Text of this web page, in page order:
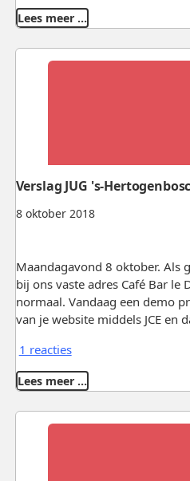
Lees meer …
8 oktober 2018
Verslag JUG 's-
Maandagavond 8 oktober. Als
bij ons vaste adres Café Bar le
normaal. Vandaag een demo
van je website middels JCE en
1 reacties
Lees meer …